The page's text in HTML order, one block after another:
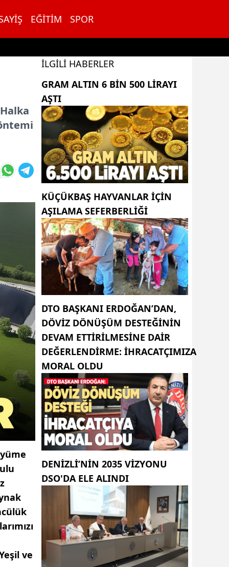
EĞITIM SPOR
ve
İLGILI HABERLER
GRAM ALTIN 6 BIN 500 LIRAYI
AŞTI
KÜÇÜKBAŞ HAYVANLAR İÇİN
AŞILAMA SEFERBERLİĞİ
DTO BAŞKANI ERDOĞAN’DAN,
DÖVIZ DÖNÜŞÜM DESTEĞININ
DEVAM ETTIRILMESINE DAIR
DEĞERLENDIRME: İHRACATÇIMIZA
MORAL OLDU
DENIZLI’NIN 2035 VIZYONU
DSO'DA ELE ALINDI